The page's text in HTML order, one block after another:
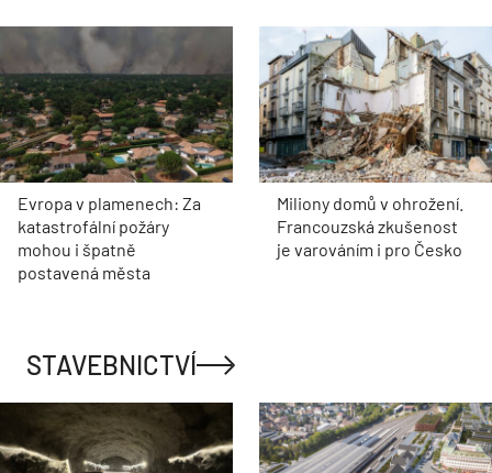
Evropa v plamenech: Za
katastrofální požáry
mohou i špatně
postavená města
Miliony domů v ohrožení.
Francouzská zkušenost
je varováním i pro Česko
STAVEBNICTVÍ